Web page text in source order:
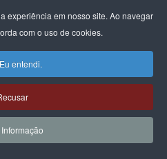
experiência em nosso site. Ao navegar
com o uso de cookies.
entendi.
Comissão da
fato importante